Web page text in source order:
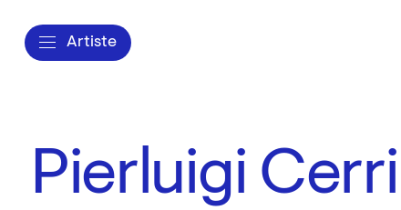
Artiste
Pierluigi Cerri